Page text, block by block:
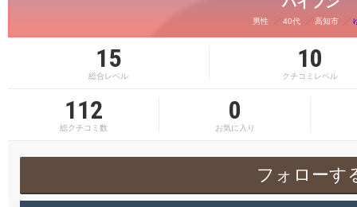
男性 40代 高知市
15
総合レベル
10
クチコミレベル
112
総クチコミ数
0
お気に入り
フォローす